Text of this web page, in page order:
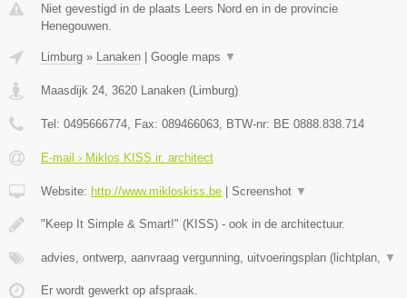
Niet gevestigd in de plaats Leers Nord en in de provincie
Henegouwen.
Limburg » Lanaken | Google maps ▼
Maasdijk 24 3620 Lanaken (Limburg)
Tel: 0495666774 , Fax: 089466063 , BTW-nr: BE 0888.838.714
E-mail › Miklos KISS ir. architect
Website: http://www.mikloskiss.be | Screenshot ▼
"Keep It Simple & Smart!" (KISS) - ook in de architectuur.
advies, ontwerp, aanvraag vergunning, uitvoeringsplan (lichtplan, ▼
Er wordt gewerkt op afspraak.